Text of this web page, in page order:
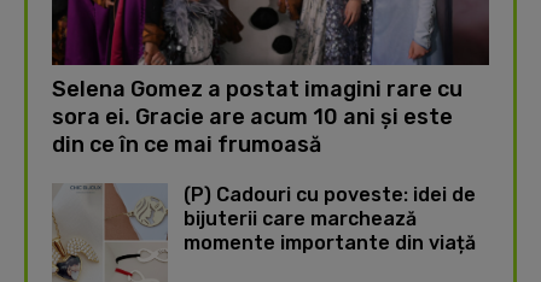
Selena Gomez a postat imagini rare cu
sora ei. Gracie are acum 10 ani și este
din ce în ce mai frumoasă
(P) Cadouri cu poveste: idei de
bijuterii care marchează
momente importante din viață